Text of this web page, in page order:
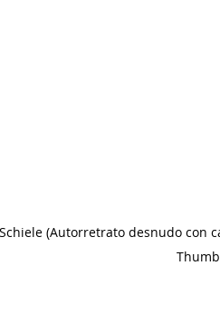
(Autorretrato desnudo con